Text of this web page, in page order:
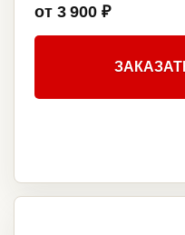
от 3 900 ₽